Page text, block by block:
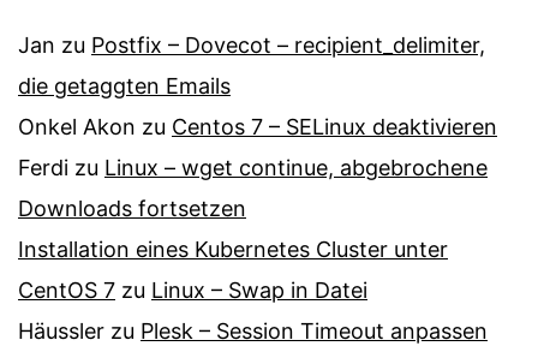
Jan zu Postfix – Dovecot – recipient_delimiter,
die getaggten Emails
Onkel Akon zu Centos 7 – SELinux de­ak­ti­vie­ren
Ferdi zu Linux – wget continue, abgebrochene
Downloads fortsetzen
Installation eines Kubernetes Cluster unter
CentOS 7 zu Linux – Swap in Datei
Häussler zu Plesk – Session Timeout anpassen